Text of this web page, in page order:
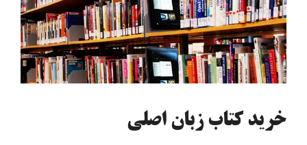
خرید کتاب زبان اصلی